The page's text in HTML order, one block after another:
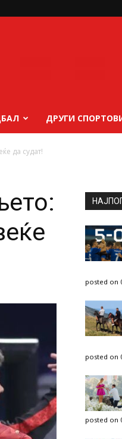
ДРУГИ
да судат!
posted on
posted on
posted on